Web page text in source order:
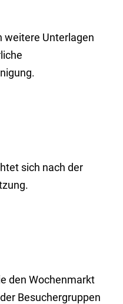
weitere Unterlagen
sich nach der
den Wochenmarkt
Besuchergruppen